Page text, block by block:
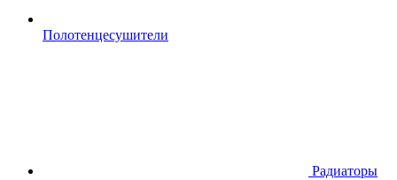
Полотенцесушители
Радиаторы